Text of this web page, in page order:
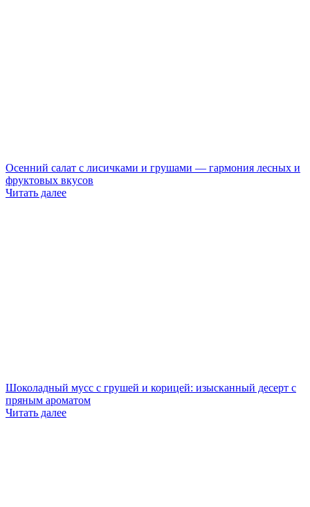
Осенний салат с лисичками и грушами — гармония лесных и
фруктовых вкусов
Читать далее
Шоколадный мусс с грушей и корицей: изысканный десерт с
пряным ароматом
Читать далее